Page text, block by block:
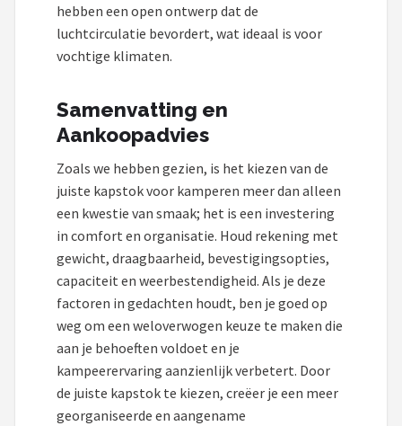
hebben een open ontwerp dat de
luchtcirculatie bevordert, wat ideaal is voor
vochtige klimaten.
Samenvatting en
Aankoopadvies
Zoals we hebben gezien, is het kiezen van de
juiste kapstok voor kamperen meer dan alleen
een kwestie van smaak; het is een investering
in comfort en organisatie. Houd rekening met
gewicht, draagbaarheid, bevestigingsopties,
capaciteit en weerbestendigheid. Als je deze
factoren in gedachten houdt, ben je goed op
weg om een weloverwogen keuze te maken die
aan je behoeften voldoet en je
kampeerervaring aanzienlijk verbetert. Door
de juiste kapstok te kiezen, creëer je een meer
georganiseerde en aangename